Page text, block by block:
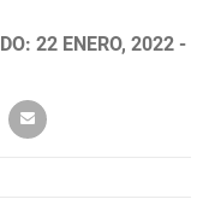
22 ENERO, 2022 -